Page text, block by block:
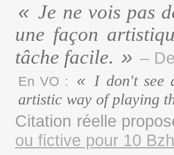
Je ne vois pas
une façon
tâche facile.
–
En VO :
I don't see
artistic way of playing
Citation réelle
ou fictive pour 10